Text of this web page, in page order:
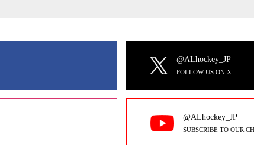
@ALhockey_JP
FOLLOW US ON X
@ALhockey_JP
SUBSCRIBE TO OUR